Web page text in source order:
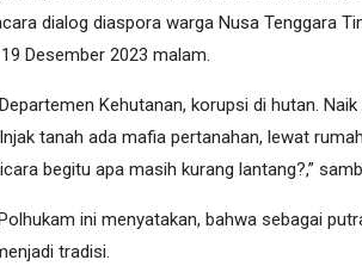
dialog diaspora warga Nusa Tenggara
Desember 2023 malam.
Kehutanan, korupsi di hutan.
tanah ada mafia pertanahan, lewat
begitu apa masih kurang lantang?,”
ini menyatakan, bahwa sebagai
tradisi.